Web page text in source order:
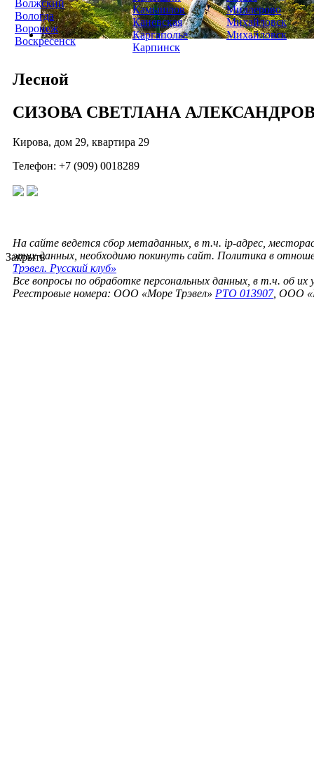
Волжский
Вологда
Воронеж
Воскресенск
Камышлов
Каневская
Каргаполье
Карпинск
Миллерово
Михайловск
Михайловск
Лесной
СИЗОВА СВЕТЛАНА
Кирова, дом 29, квартира 29
Телефон: +7 (909) 0018289
На сайте ведется сбор метаданных, в т.ч. ip-адрес,
этих данных, необходимо покинуть сайт. Политика в
Трэвел. Русский клуб»
Все вопросы по обработке персональных данных, в т.ч. об их
Реестровые номера: ООО «Море Трэвел» РТО 013907, ООО
Закрыть